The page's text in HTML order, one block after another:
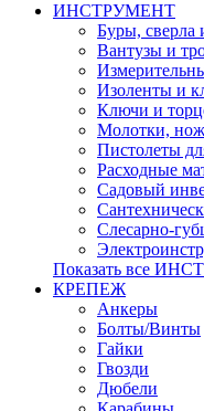
ИНСТРУМЕНТ
Буры, сверла
Вантузы и
Изоленты и
Ключи и
Молотки,
Пистолеты
Расходные
Садовый
Слесарно-
Показать все
КРЕПЕЖ
Анкеры
Болты/Винты
Гайки
Гвозди
Дюбели